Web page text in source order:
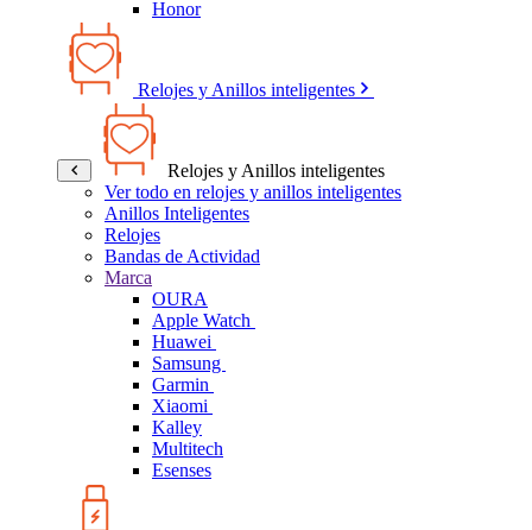
Honor
Relojes y Anillos inteligentes
Relojes y Anillos inteligentes
Ver todo en relojes y anillos inteligentes
Anillos Inteligentes
Relojes
Bandas de Actividad
Marca
OURA
Apple Watch
Huawei
Samsung
Garmin
Xiaomi
Kalley
Multitech
Esenses